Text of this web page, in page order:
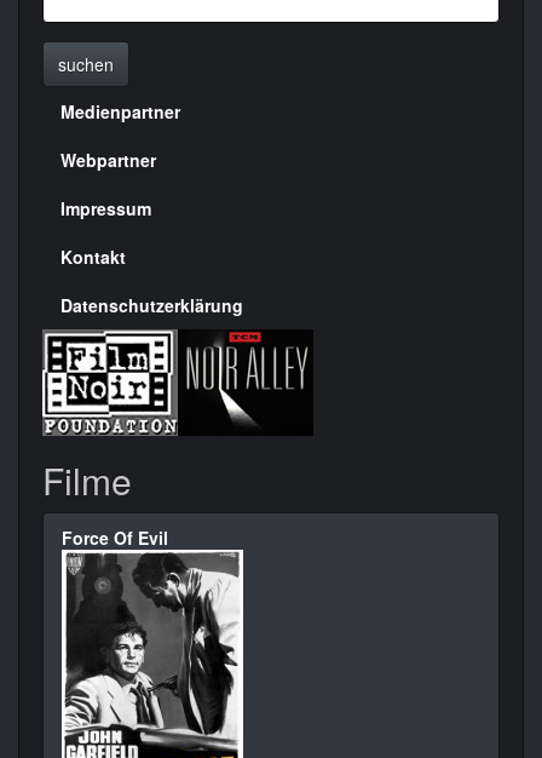
suchen
Menülinks
rechte
Seite
Medienpartner
Webpartner
Impressum
Kontakt
Datenschutzerklärung
Filme
Force Of Evil